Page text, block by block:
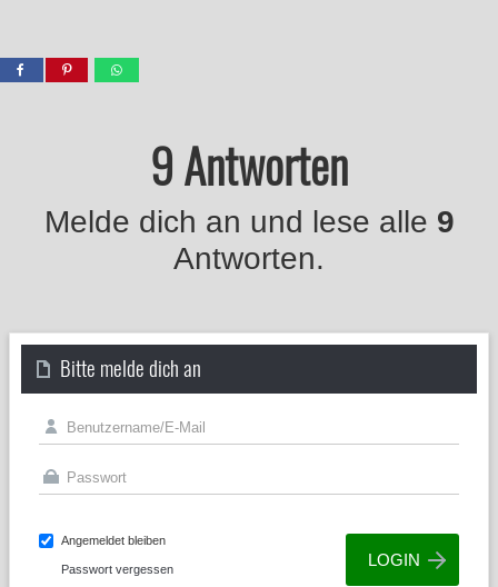
9 Antworten
Melde dich an und lese alle 9
Antworten.
Bitte melde dich an
Angemeldet bleiben
Passwort vergessen